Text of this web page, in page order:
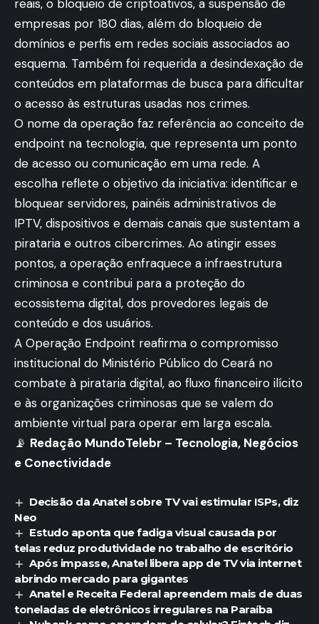
reais, o bloqueio de criptoativos, a suspensão de
empresas por 180 dias, além do bloqueio de
domínios e perfis em redes sociais associados ao
esquema. Também foi requerida a desindexação de
conteúdos em plataformas de busca para dificultar
o acesso às estruturas usadas nos crimes.
O nome da operação faz referência ao conceito de
endpoint na tecnologia, que representa um ponto
de acesso ou comunicação em uma rede. A
escolha reflete o objetivo da iniciativa: identificar e
bloquear servidores, painéis administrativos de
IPTV, dispositivos e demais canais que sustentam a
pirataria e outros cibercrimes. Ao atingir esses
pontos, a operação enfraquece a infraestrutura
criminosa e contribui para a proteção do
ecossistema digital, dos provedores legais de
conteúdo e dos usuários.
A Operação Endpoint reafirma o compromisso
institucional do Ministério Público do Ceará no
combate à pirataria digital, ao fluxo financeiro ilícito
e às organizações criminosas que se valem do
ambiente virtual para operar em larga escala.
📡 Redação MundoTelebr – Tecnologia, Negócios
e Conectividade
Decisão da Anatel sobre TV vai estimular ISPs, diz
Neo
Estudo aponta que fadiga visual causada por
telas reduz produtividade no trabalho de escritório
Após impasse, Anatel libera app de TV via internet
abrindo mercado para gigantes
Anatel e Receita Federal apreendem mais de duas
toneladas de eletrônicos irregulares na Paraíba